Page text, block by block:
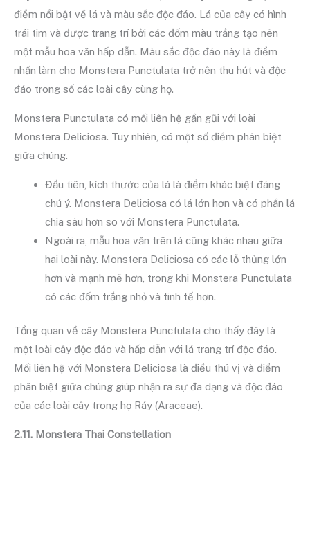
điểm nổi bật về lá và màu sắc độc đáo. Lá của cây có hình
trái tim và được trang trí bởi các đốm màu trắng tạo nên
một mẫu hoa văn hấp dẫn. Màu sắc độc đáo này là điểm
nhấn làm cho Monstera Punctulata trở nên thu hút và độc
đáo trong số các loài cây cùng họ.
Monstera Punctulata có mối liên hệ gần gũi với loài
Monstera Deliciosa. Tuy nhiên, có một số điểm phân biệt
giữa chúng.
Đầu tiên, kích thước của lá là điểm khác biệt đáng
chú ý. Monstera Deliciosa có lá lớn hơn và có phần lá
chia sâu hơn so với Monstera Punctulata.
Ngoài ra, mẫu hoa văn trên lá cũng khác nhau giữa
hai loài này. Monstera Deliciosa có các lỗ thủng lớn
hơn và mạnh mẽ hơn, trong khi Monstera Punctulata
có các đốm trắng nhỏ và tinh tế hơn.
Tổng quan về cây Monstera Punctulata cho thấy đây là
một loài cây độc đáo và hấp dẫn với lá trang trí độc đáo.
Mối liên hệ với Monstera Deliciosa là điều thú vị và điểm
phân biệt giữa chúng giúp nhận ra sự đa dạng và độc đáo
của các loài cây trong họ Ráy (Araceae).
2.11. Monstera Thai Constellation